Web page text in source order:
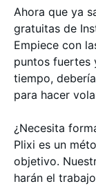
Ahora que ya
gratuitas de
Empiece con
puntos fuertes
tiempo,
para hacer
¿Necesita
Plixi es un
objetivo.
harán el